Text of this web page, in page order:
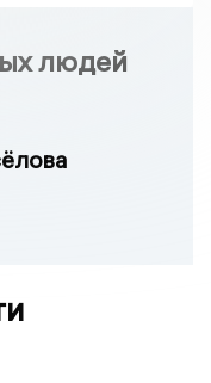
людей